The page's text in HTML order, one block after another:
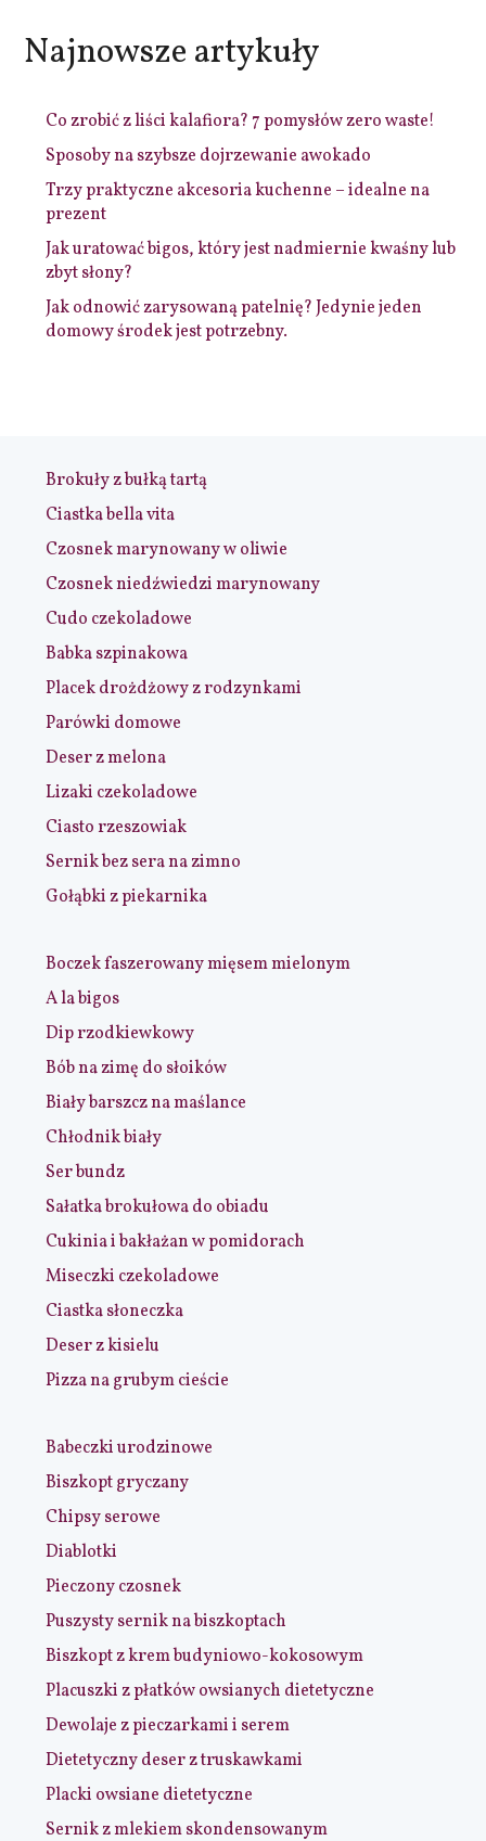
Najnowsze artykuły
Co zrobić z liści kalafiora? 7 pomysłów zero waste!
Sposoby na szybsze dojrzewanie awokado
Trzy praktyczne akcesoria kuchenne – idealne na
prezent
Jak uratować bigos, który jest nadmiernie kwaśny lub
zbyt słony?
Jak odnowić zarysowaną patelnię? Jedynie jeden
domowy środek jest potrzebny.
Brokuły z bułką tartą
Ciastka bella vita
Czosnek marynowany w oliwie
Czosnek niedźwiedzi marynowany
Cudo czekoladowe
Babka szpinakowa
Placek drożdżowy z rodzynkami
Parówki domowe
Deser z melona
Lizaki czekoladowe
Ciasto rzeszowiak
Sernik bez sera na zimno
Gołąbki z piekarnika
Boczek faszerowany mięsem mielonym
A la bigos
Dip rzodkiewkowy
Bób na zimę do słoików
Biały barszcz na maślance
Chłodnik biały
Ser bundz
Sałatka brokułowa do obiadu
Cukinia i bakłażan w pomidorach
Miseczki czekoladowe
Ciastka słoneczka
Deser z kisielu
Pizza na grubym cieście
Babeczki urodzinowe
Biszkopt gryczany
Chipsy serowe
Diablotki
Pieczony czosnek
Puszysty sernik na biszkoptach
Biszkopt z krem budyniowo-kokosowym
Placuszki z płatków owsianych dietetyczne
Dewolaje z pieczarkami i serem
Dietetyczny deser z truskawkami
Placki owsiane dietetyczne
Sernik z mlekiem skondensowanym